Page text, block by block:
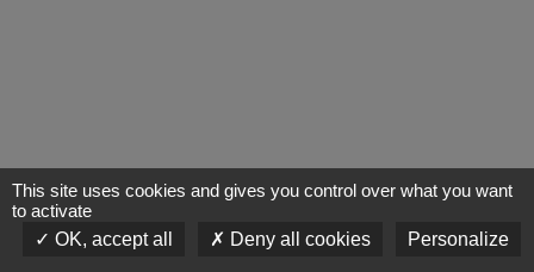
This site uses cookies and gives you control over what you want
to activate
OK, accept all
Deny all cookies Personalize